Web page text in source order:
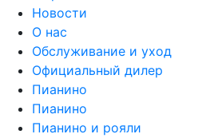
Новости
О нас
Обслуживание и уход
Официальный дилер
Пианино
Пианино
Пианино и рояли